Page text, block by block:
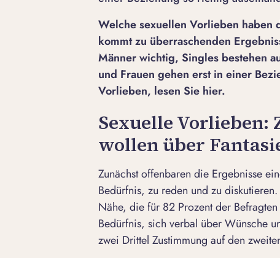
Welche sexuellen Vorlieben haben
kommt zu überraschenden
Männer wichtig, Singles bestehen
und Frauen gehen erst in einer
Vorlieben, lesen Sie hier.
Sexuelle Vorlieben:
wollen über
Zunächst offenbaren die Ergebnisse
Bedürfnis, zu reden und zu
Nähe, die für 82 Prozent der
Bedürfnis, sich verbal über Wünsche
zwei Drittel Zustimmung auf den